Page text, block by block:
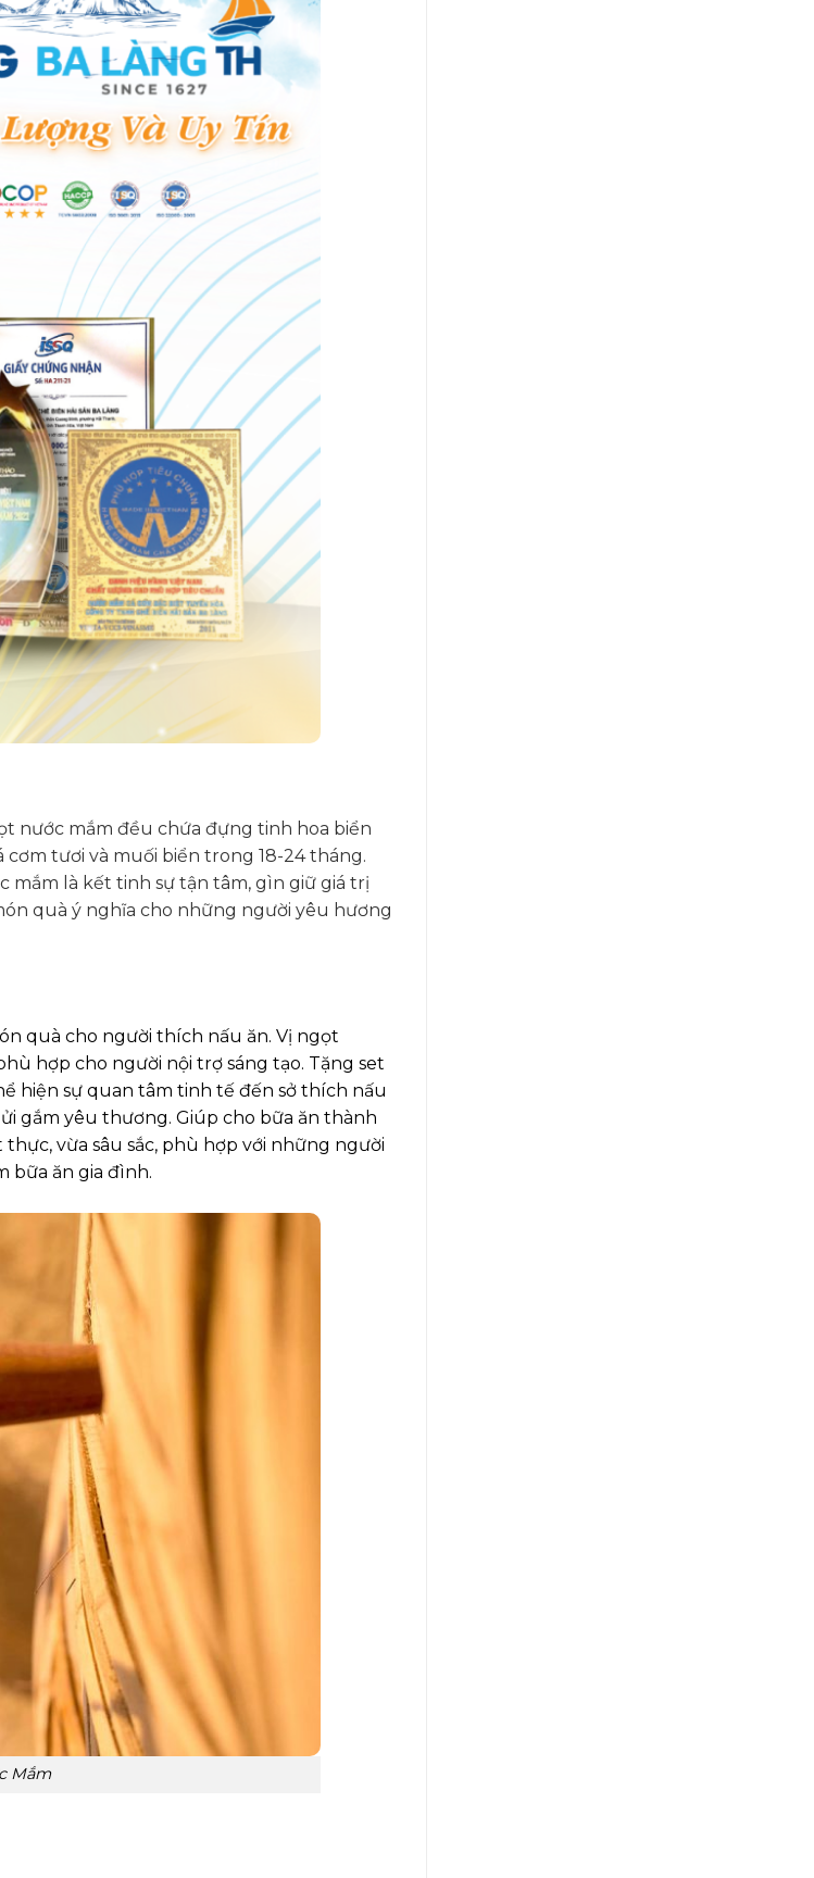
nước mắm đều chứa đựng tinh hoa biển
tươi và muối biển trong 18-24 tháng.
mắm là kết tinh sự tận tâm, gìn giữ giá trị
quà ý nghĩa cho những người yêu hương
quà cho người thích nấu ăn. Vị ngọt
hợp cho người nội trợ sáng tạo. Tặng set
hiện sự quan tâm tinh tế đến sở thích nấu
gắm yêu thương. Giúp cho bữa ăn thành
vừa sâu sắc, phù hợp với những người
bữa ăn gia đình.
Mắm